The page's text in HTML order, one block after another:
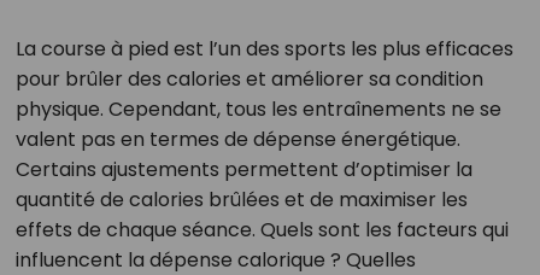
La course à pied est l’un des sports les plus efficaces
pour brûler des calories et améliorer sa condition
physique. Cependant, tous les entraînements ne se
valent pas en termes de dépense énergétique.
Certains ajustements permettent d’optimiser la
quantité de calories brûlées et de maximiser les
effets de chaque séance. Quels sont les facteurs qui
influencent la dépense calorique ? Quelles